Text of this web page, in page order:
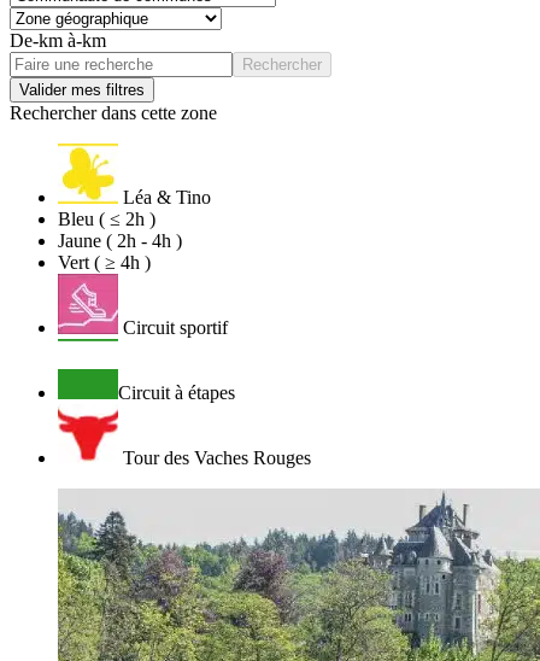
De-km à-km
Rechercher
Valider mes filtres
Rechercher dans cette zone
Léa & Tino
Bleu ( ≤ 2h )
Jaune ( 2h - 4h )
Vert ( ≥ 4h )
Circuit sportif
Circuit à étapes
Tour des Vaches Rouges